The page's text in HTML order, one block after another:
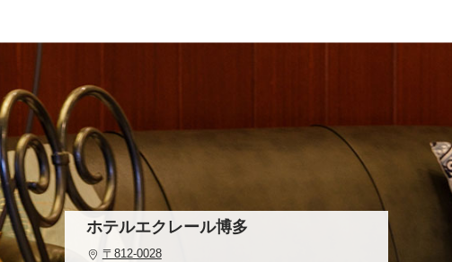
ホテルエクレール博多
〒812-0028